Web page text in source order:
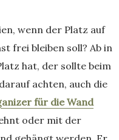
wenn der Platz auf
frei bleiben soll? Ab in
hat, der sollte beim
achten, auch die
für die Wand
oder mit der